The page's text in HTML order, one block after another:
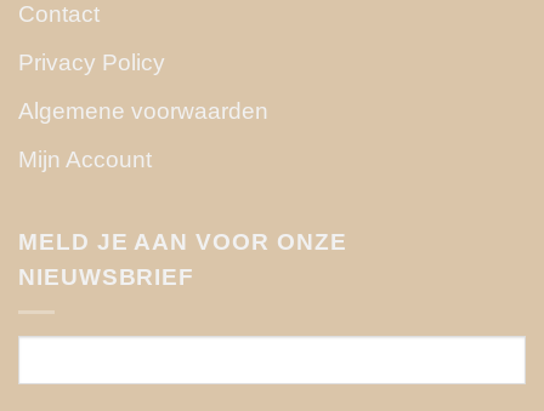
Contact
Privacy Policy
Algemene voorwaarden
Mijn Account
MELD JE AAN VOOR ONZE
NIEUWSBRIEF